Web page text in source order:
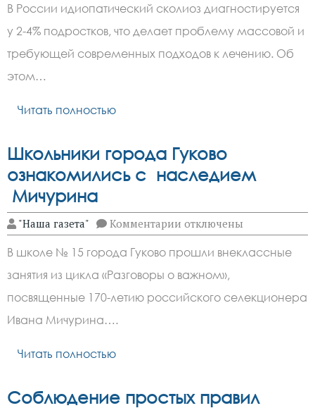
Пироговского
университета
развеял главный
миф
о
В России идиопатический сколиоз диагностируется
у 2-4% подростков, что делает проблему массовой и
требующей современных подходов к лечению. Об
этом…
Читать полностью
Школьники города Гуково
ознакомились с наследием
Мичурина
"Наша газета" Комментарии к
записи
города
Гуково
ознакомились
с
наследием
отключены
В школе № 15 города Гуково прошли внеклассные
занятия из цикла «Разговоры о важном»,
посвященные 170-летию российского селекционера
Ивана Мичурина….
Читать полностью
Соблюдение простых правил